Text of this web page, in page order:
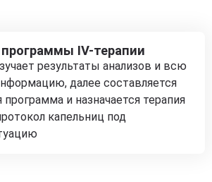
IV-терапии
результаты анализов и всю
далее составляется
программа и назначается терапия
капельниц под